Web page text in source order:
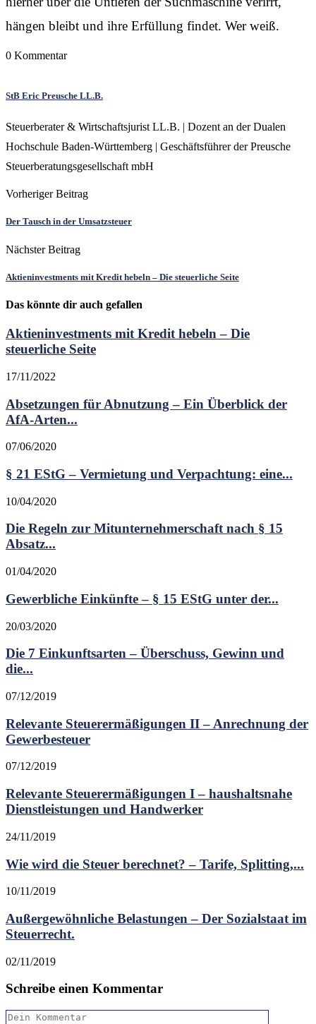
hängen bleibt und ihre Erfüllung findet. Wer weiß.
0 Kommentar
StB Eric Preusche LL.B.
Steuerberater & Wirtschaftsjurist LL.B. | Dozent an der Dualen
Hochschule Baden-Württemberg | Geschäftsführer der Preusche
Steuerberatungsgesellschaft mbH
Vorheriger Beitrag
Der Tausch in der Umsatzsteuer
Nächster Beitrag
Aktieninvestments mit Kredit hebeln – Die steuerliche Seite
Das könnte dir auch gefallen
Aktieninvestments mit Kredit hebeln – Die
steuerliche Seite
17/11/2022
Absetzungen für Abnutzung – Ein Überblick der
AfA-Arten...
07/06/2020
§ 21 EStG – Vermietung und Verpachtung: eine...
10/04/2020
Die Regeln zur Mitunternehmerschaft nach § 15
Absatz...
01/04/2020
Gewerbliche Einkünfte – § 15 EStG unter der...
20/03/2020
Die 7 Einkunftsarten – Überschuss, Gewinn und
die...
07/12/2019
Relevante Steuerermäßigungen II – Anrechnung der
Gewerbesteuer
07/12/2019
Relevante Steuerermäßigungen I – haushaltsnahe
Dienstleistungen und Handwerker
24/11/2019
Wie wird die Steuer berechnet? – Tarife, Splitting,...
10/11/2019
Außergewöhnliche Belastungen – Der Sozialstaat im
Steuerrecht.
02/11/2019
Schreibe einen Kommentar